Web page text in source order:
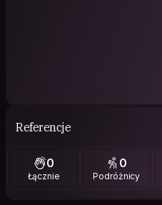
Referencje
0
Łącznie
0
Podróżnicy